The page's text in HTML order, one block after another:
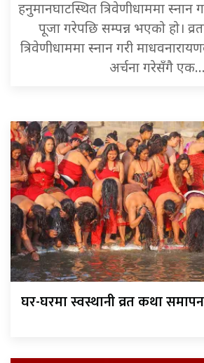
हनुमानघाटस्थित त्रिवेणीधाममा स्नान
पूजा गरेपछि सम्पन्न भएको हो।
त्रिवेणीधाममा स्नान गरी
अर्चना गरेसँगै एक…
घर-घरमा स्वस्थानी व्रत कथा